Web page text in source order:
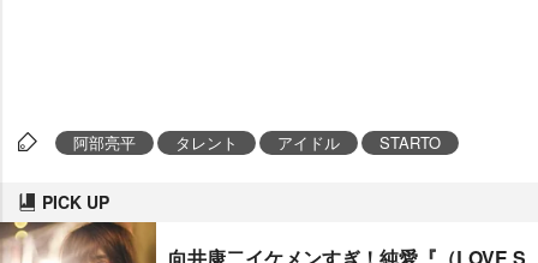
阿部亮平 タレント アイドル STARTO
PICK UP
向井康二イケメンすぎ！純愛『（LOVE S